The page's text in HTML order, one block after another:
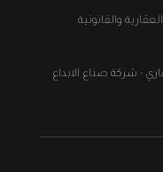
والقانونية
- شركة صناع الابداع